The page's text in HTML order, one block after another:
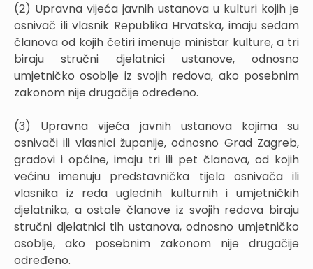
(2) Upravna vijeća javnih ustanova u kulturi kojih je
osnivač ili vlasnik Republika Hrvatska, imaju sedam
članova od kojih četiri imenuje ministar kulture, a tri
biraju stručni djelatnici ustanove, odnosno
umjetničko osoblje iz svojih redova, ako posebnim
zakonom nije drugačije određeno.
(3) Upravna vijeća javnih ustanova kojima su
osnivači ili vlasnici županije, odnosno Grad Zagreb,
gradovi i općine, imaju tri ili pet članova, od kojih
većinu imenuju predstavnička tijela osnivača ili
vlasnika iz reda uglednih kulturnih i umjetničkih
djelatnika, a ostale članove iz svojih redova biraju
stručni djelatnici tih ustanova, odnosno umjetničko
osoblje, ako posebnim zakonom nije drugačije
određeno.